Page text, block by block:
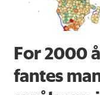
For 2000
fantes